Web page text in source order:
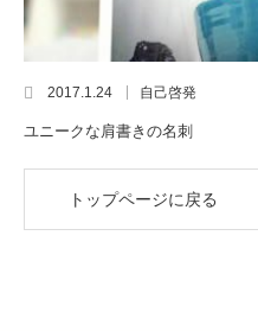
2017.1.24 自己啓発
ユニークな肩書きの名刺
トップページに戻る